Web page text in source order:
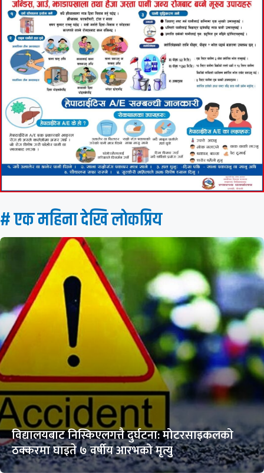
# एक महिना देखि लाेकप्रिय
विद्यालयबाट निस्किएलगत्तै दुर्घटना: मोटरसाइकलको
ठक्करमा घाइते ७ वर्षीय आरभको मृत्यु